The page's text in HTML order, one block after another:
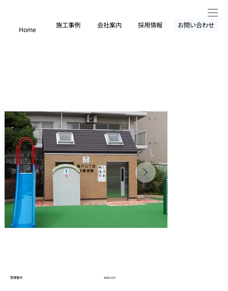
Home
施工事例 会社案内 採用情報 お問い合わせ
管理番号 A2SS-107